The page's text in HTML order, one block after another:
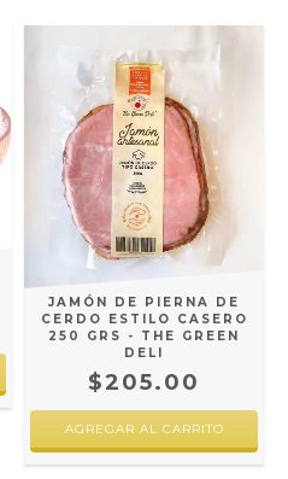
JAMÓN DE PIERNA DE
CERDO ESTILO CASERO
250 GRS - THE GREEN
DELI
$205.00